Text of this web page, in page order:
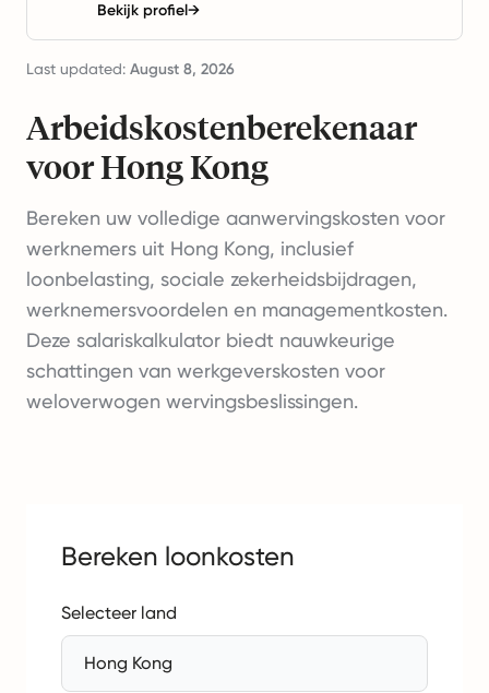
Bekijk profiel→
Last updated: August 8, 2026
Arbeidskostenberekenaar
voor Hong Kong
Bereken uw volledige aanwervingskosten voor
werknemers uit Hong Kong, inclusief
loonbelasting, sociale zekerheidsbijdragen,
werknemersvoordelen en managementkosten.
Deze salariskalkulator biedt nauwkeurige
schattingen van werkgeverskosten voor
weloverwogen wervingsbeslissingen.
Bereken loonkosten
Selecteer land
Hong Kong